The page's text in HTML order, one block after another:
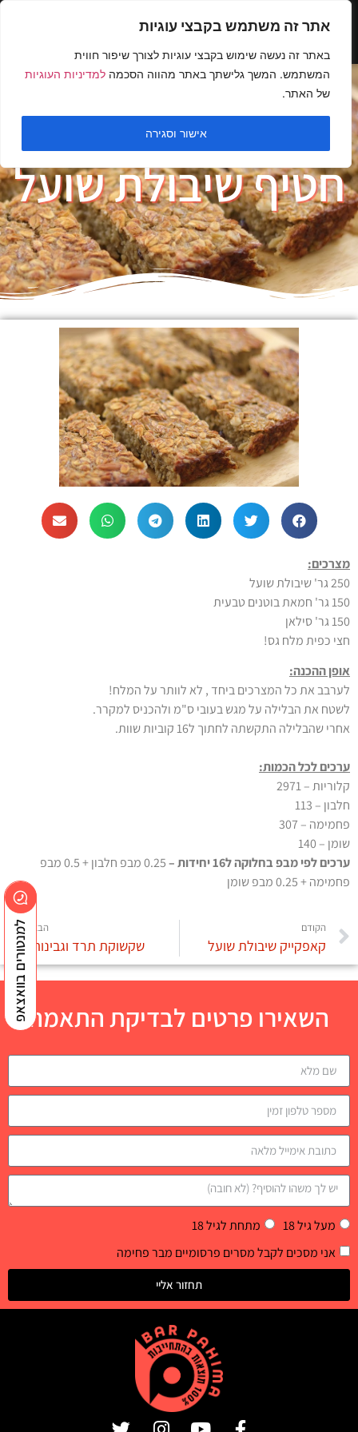
אתר זה משתמש בקבצי עוגיות
באתר זה נעשה שימוש בקבצי עוגיות לצורך שיפור חווית
המשתמש. המשך גלישתך באתר מהווה הסכמה למדיניות העוגיות
של האתר.
אישור וסגירה
חטיף שיבולת שועל
מצרכים:
250 גר' שיבולת שועל
150 גר' חמאת בוטנים טבעית
150 גר' סילאן
חצי כפית מלח גס!
אופן ההכנה:
לערבב את כל המצרכים ביחד , לא לוותר על המלח!
לשטח את הבלילה על מגש בעובי ס"מ ולהכניס למקרר.
אחרי שהבלילה התקשתה לחתוך ל16 קוביות שוות.
ערכים לכל הכמות:
קלוריות – 2971
חלבון – 113
פחמימה – 307
שומן – 140
ערכים לפי מבפ בחלוקה ל16 יחידות –
0.25 מבפ חלבון + 0.5 מבפ
פחמימה + 0.25 מבפ שומן
הקודם
קאפקייק שיבולת שועל
הבא
שקשוקת תרד וגבינות
השאירו פרטים לבדיקת התאמה
מעל גיל 18
מתחת לגיל 18
אני מסכים לקבל מסרים פרסומיים מבר פחימה
תחזור אליי
למנטורים בוואצאפ